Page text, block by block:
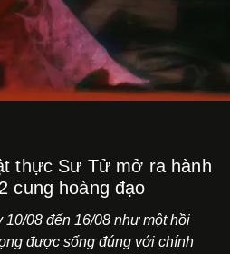
thực Sư Tử mở ra hành
cung hoàng đạo
08 đến 16/08 như một hồi
được sống đúng với chính